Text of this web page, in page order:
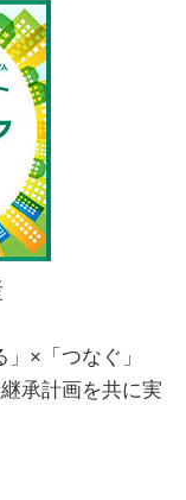
×「つなぐ」
承計画を共に実